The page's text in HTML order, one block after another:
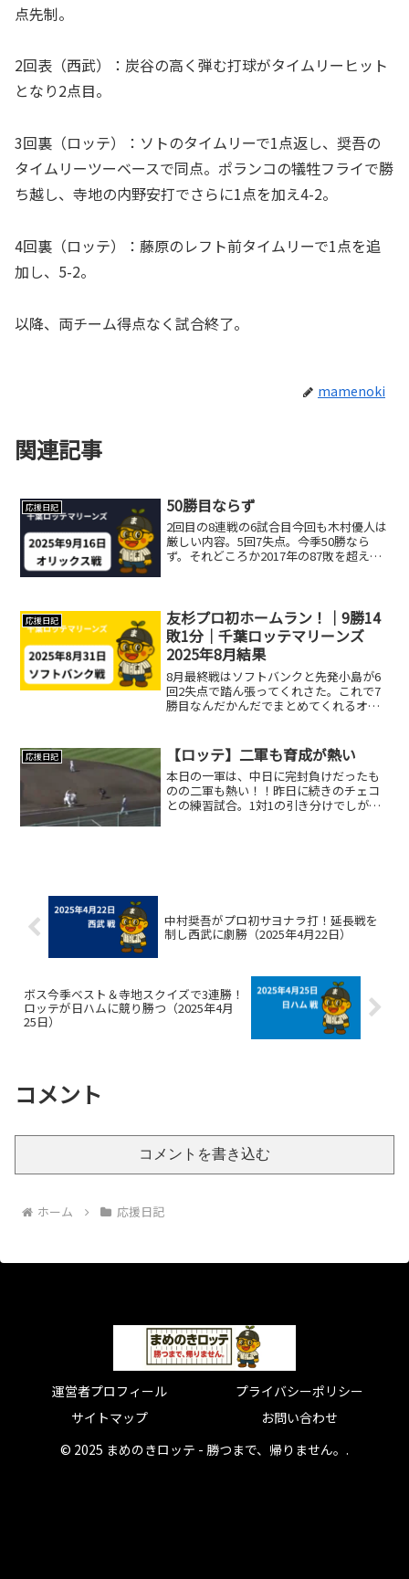
点先制。
2回表（西武）：炭谷の高く弾む打球がタイムリーヒット
となり2点目。
3回裏（ロッテ）：ソトのタイムリーで1点返し、奨吾の
タイムリーツーベースで同点。ポランコの犠牲フライで勝
ち越し、寺地の内野安打でさらに1点を加え4-2。
4回裏（ロッテ）：藤原のレフト前タイムリーで1点を追
加し、5-2。
以降、両チーム得点なく試合終了。
mamenoki
関連記事
応援日記 50勝目ならず
2回目の8連戦の6試合目今回も木村優人は
厳しい内容。5回7失点。今季50勝なら
ず。それどころか2017年の87敗を超える
応援日記
友杉プロ初ホームラン！｜9勝14
敗1分｜千葉ロッテマリーンズ
2025年8月結果
8月最終戦はソフトバンクと先発小島が6
回2失点で踏ん張ってくれさた。これで7
勝目なんだかんだでまとめてくれるオジ
野ゴロで打点。俺たちの都志也が帰って
きました😭そして4...
応援日記 【ロッテ】二軍も育成が熱い
本日の一軍は、中日に完封負けだったも
のの二軍も熱い！！昨日に続きのチェコ
との練習試合。1対1の引き分けでしが、
中村奨吾がプロ初サヨナラ打！延長戦を
制し西武に劇勝（2025年4月22日）
ボス今季ベスト＆寺地スクイズで3連勝！
ロッテが日ハムに競り勝つ（2025年4月
25日）
コメント
コメントを書き込む
ホーム 応援日記
運営者プロフィール
プライバシーポリシー
サイトマップ
お問い合わせ
© 2025 まめのきロッテ - 勝つまで、帰りません。.